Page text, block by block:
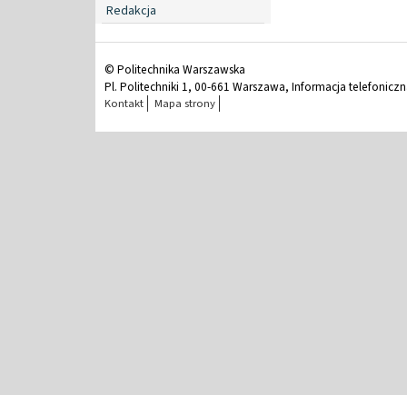
Redakcja
© Politechnika Warszawska
Pl. Politechniki 1, 00-661 Warszawa, Informacja
Kontakt Mapa strony